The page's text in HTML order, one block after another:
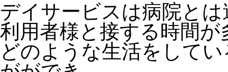
デイサービスは病院とは
利用者様と接する時間が
どのような生活をして